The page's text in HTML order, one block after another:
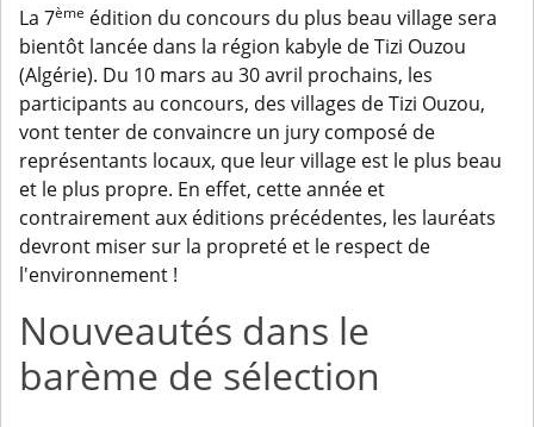
La 7ème édition du concours du plus beau village sera
bientôt lancée dans la région kabyle de Tizi Ouzou
(Algérie). Du 10 mars au 30 avril prochains, les
participants au concours, des villages de Tizi Ouzou,
vont tenter de convaincre un jury composé de
représentants locaux, que leur village est le plus beau
et le plus propre. En effet, cette année et
contrairement aux éditions précédentes, les lauréats
devront miser sur la propreté et le respect de
l'environnement !
Nouveautés dans le
barème de sélection